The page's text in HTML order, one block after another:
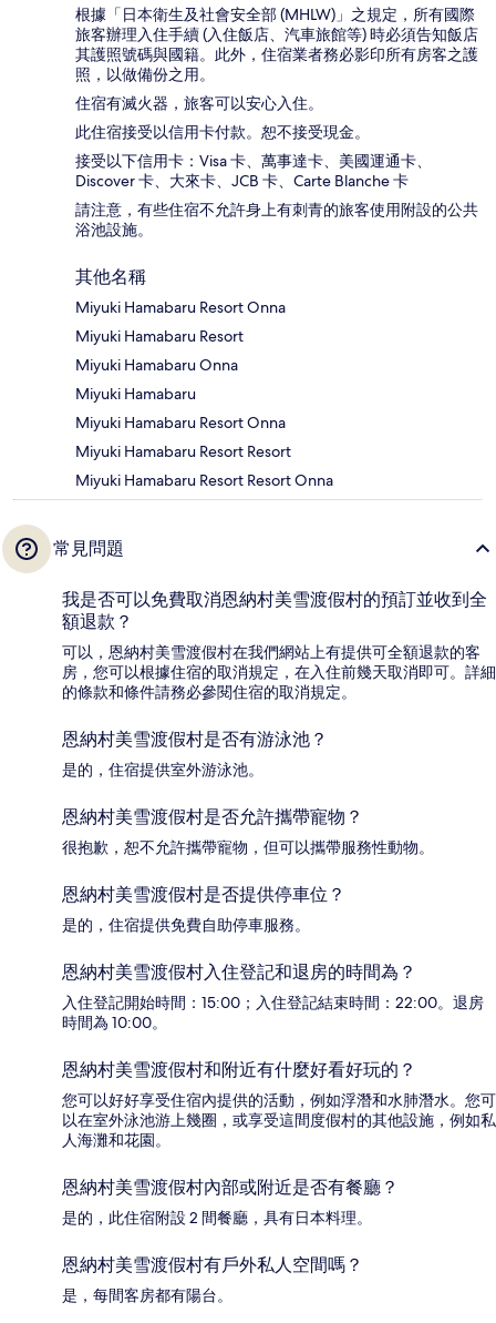
根據「日本衛生及社會安全部 (MHLW)」之規定，所有國際
旅客辦理入住手續 (入住飯店、汽車旅館等) 時必須告知飯店
其護照號碼與國籍。此外，住宿業者務必影印所有房客之護
照，以做備份之用。
住宿有滅火器，旅客可以安心入住。
此住宿接受以信用卡付款。恕不接受現金。
接受以下信用卡：Visa 卡、萬事達卡、美國運通卡、
Discover 卡、大來卡、JCB 卡、Carte Blanche 卡
請注意，有些住宿不允許身上有刺青的旅客使用附設的公共
浴池設施。
其他名稱
Miyuki Hamabaru Resort Onna
Miyuki Hamabaru Resort
Miyuki Hamabaru Onna
Miyuki Hamabaru
Miyuki Hamabaru Resort Onna
Miyuki Hamabaru Resort Resort
Miyuki Hamabaru Resort Resort Onna
常見問題
我是否可以免費取消恩納村美雪渡假村的預訂並收到全
額退款？
可以，恩納村美雪渡假村在我們網站上有提供可全額退款的客
房，您可以根據住宿的取消規定，在入住前幾天取消即可。詳細
的條款和條件請務必參閱住宿的取消規定。
恩納村美雪渡假村是否有游泳池？
是的，住宿提供室外游泳池。
恩納村美雪渡假村是否允許攜帶寵物？
很抱歉，恕不允許攜帶寵物，但可以攜帶服務性動物。
恩納村美雪渡假村是否提供停車位？
是的，住宿提供免費自助停車服務。
恩納村美雪渡假村入住登記和退房的時間為？
入住登記開始時間：15:00；入住登記結束時間：22:00。退房
時間為 10:00。
恩納村美雪渡假村和附近有什麼好看好玩的？
您可以好好享受住宿內提供的活動，例如浮潛和水肺潛水。您可
以在室外泳池游上幾圈，或享受這間度假村的其他設施，例如私
人海灘和花園。
恩納村美雪渡假村內部或附近是否有餐廳？
是的，此住宿附設 2 間餐廳，具有日本料理。
恩納村美雪渡假村有戶外私人空間嗎？
是，每間客房都有陽台。